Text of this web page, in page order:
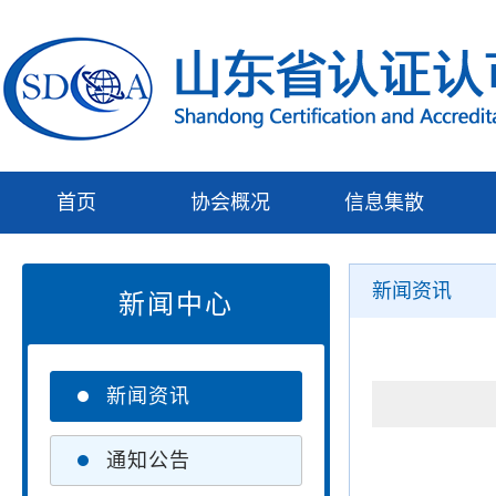
首页 协会概况 信息集散
新闻中心
新闻资讯
通知公告
新闻资讯